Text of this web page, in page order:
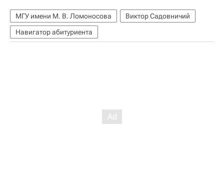
МГУ имени М. В. Ломоносова
Виктор Садовничий
Навигатор абитуриента